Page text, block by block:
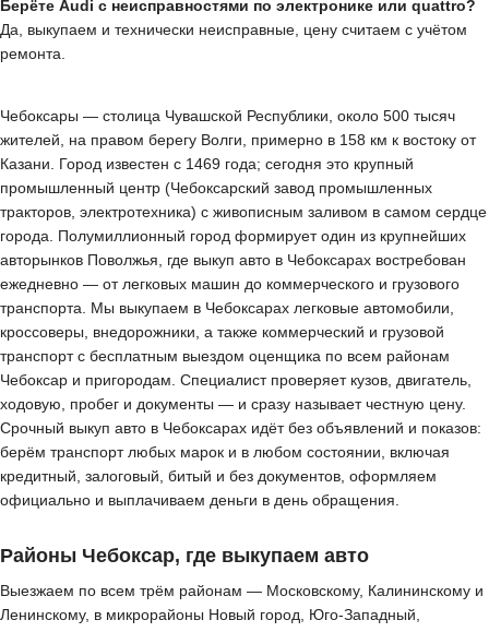
Берёте Audi с неисправностями по электронике или quattro?
Да, выкупаем и технически неисправные, цену считаем с учётом
ремонта.
Чебоксары — столица Чувашской Республики, около 500 тысяч
жителей, на правом берегу Волги, примерно в 158 км к востоку от
Казани. Город известен с 1469 года; сегодня это крупный
промышленный центр (Чебоксарский завод промышленных
тракторов, электротехника) с живописным заливом в самом сердце
города. Полумиллионный город формирует один из крупнейших
авторынков Поволжья, где выкуп авто в Чебоксарах востребован
ежедневно — от легковых машин до коммерческого и грузового
транспорта. Мы выкупаем в Чебоксарах легковые автомобили,
кроссоверы, внедорожники, а также коммерческий и грузовой
транспорт с бесплатным выездом оценщика по всем районам
Чебоксар и пригородам. Специалист проверяет кузов, двигатель,
ходовую, пробег и документы — и сразу называет честную цену.
Срочный выкуп авто в Чебоксарах идёт без объявлений и показов:
берём транспорт любых марок и в любом состоянии, включая
кредитный, залоговый, битый и без документов, оформляем
официально и выплачиваем деньги в день обращения.
Районы Чебоксар, где выкупаем авто
Выезжаем по всем трём районам — Московскому, Калининскому и
Ленинскому, в микрорайоны Новый город, Юго-Западный,